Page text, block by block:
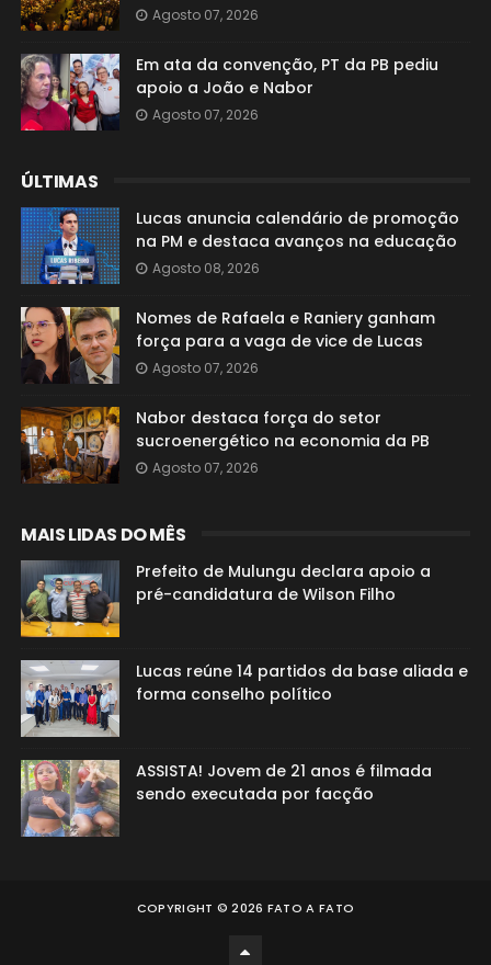
Agosto 07, 2026
Em ata da convenção, PT da PB pediu
apoio a João e Nabor
Agosto 07, 2026
ÚLTIMAS
Lucas anuncia calendário de promoção
na PM e destaca avanços na educação
Agosto 08, 2026
Nomes de Rafaela e Raniery ganham
força para a vaga de vice de Lucas
Agosto 07, 2026
Nabor destaca força do setor
sucroenergético na economia da PB
Agosto 07, 2026
MAIS LIDAS DO MÊS
Prefeito de Mulungu declara apoio a
pré-candidatura de Wilson Filho
Lucas reúne 14 partidos da base aliada e
forma conselho político
ASSISTA! Jovem de 21 anos é filmada
sendo executada por facção
COPYRIGHT ©2026 FATO A FATO